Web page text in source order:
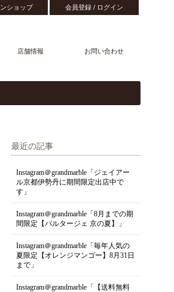
ショップ 会員登録 / ログイン
店舗情報 お問い合わせ
最近の記事
Instagram＠grandmarble「ジェイアー
ル京都伊勢丹に期間限定出店中で
す」
Instagram＠grandmarble「8月までの期
間限定【パルタージェ 京の夏】」
Instagram＠grandmarble「毎年人気の
夏限定【オレンジマンゴー】8月31日
まで」
Instagram＠grandmarble「【送料無料